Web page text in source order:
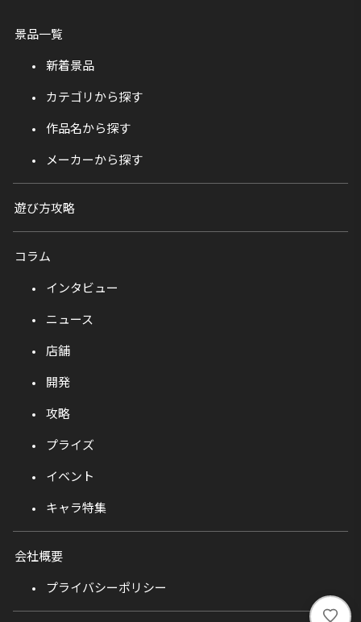
景品一覧
新着景品
カテゴリから探す
作品名から探す
メーカーから探す
遊び方攻略
コラム
インタビュー
ニュース
店舗
開発
攻略
プライズ
イベント
キャラ特集
会社概要
プライバシーポリシー